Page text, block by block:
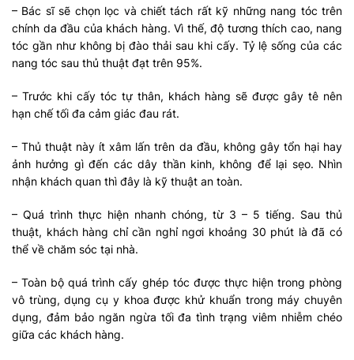
– Bác sĩ sẽ chọn lọc và chiết tách rất kỹ những nang tóc trên
chính da đầu của khách hàng. Vì thế, độ tương thích cao, nang
tóc gần như không bị đào thải sau khi cấy. Tỷ lệ sống của các
nang tóc sau thủ thuật đạt trên 95%.
– Trước khi cấy tóc tự thân, khách hàng sẽ được gây tê nên
hạn chế tối đa cảm giác đau rát.
– Thủ thuật này ít xâm lấn trên da đầu, không gây tổn hại hay
ảnh hưởng gì đến các dây thần kinh, không để lại sẹo. Nhìn
nhận khách quan thì đây là kỹ thuật an toàn.
– Quá trình thực hiện nhanh chóng, từ 3 – 5 tiếng. Sau thủ
thuật, khách hàng chỉ cần nghỉ ngơi khoảng 30 phút là đã có
thể về chăm sóc tại nhà.
– Toàn bộ quá trình cấy ghép tóc được thực hiện trong phòng
vô trùng, dụng cụ y khoa được khử khuẩn trong máy chuyên
dụng, đảm bảo ngăn ngừa tối đa tình trạng viêm nhiễm chéo
giữa các khách hàng.